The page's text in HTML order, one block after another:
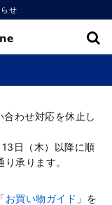
せ
わせ対応を休止し
日（木）以降に順
承ります。
お買い物ガイド 」を